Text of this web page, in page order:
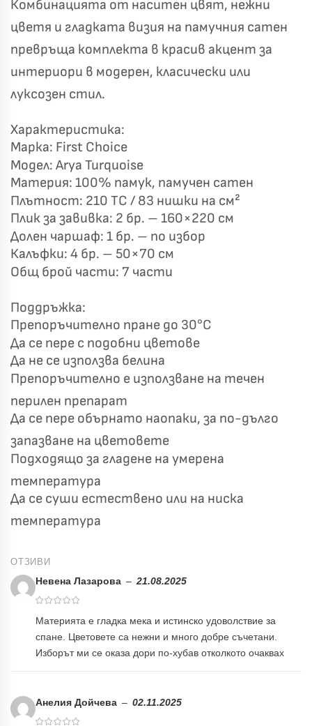
Комбинацията от наситен цвят, нежни
цветя и гладката визия на памучния сатен
превръща комплекта в красив акцент за
интериори в модерен, класически или
луксозен стил.
Характеристика:
Марка: First Choice
Модел: Arya Turquoise
Материя: 100% памук, памучен сатен
Плътност: 210 TC / 83 нишки на см²
Плик за завивка: 2 бр. – 160×220 см
Долен чаршаф: 1 бр. – по избор
Калъфки: 4 бр. – 50×70 см
Общ брой части: 7 части
Поддръжка:
Препоръчително пране до 30°C
Да се пере с подобни цветове
Да не се използва белина
Препоръчително е използване на течен
перилен препарат
Да се пере обърнато наопаки, за по-дълго
запазване на цветовете
Подходящо за гладене на умерена
температура
Да се суши естествено или на ниска
температура
ОТЗИВИ
Невена Лазарова – 21.08.2025
Материята е гладка мека и истинско удоволствие за
спане. Цветовете са нежни и много добре съчетани.
Изборът ми се оказа дори по-хубав отколкото очаквах
Анелия Дойчева – 02.11.2025
Късметът избра Вас!
✦
✦
Хавлиени кърпи – Комплект 2 части – 100% памук
19,00 €0 €
Бяло и Небесносиньо
Светлосиво и Антрацит Пепел от Рози